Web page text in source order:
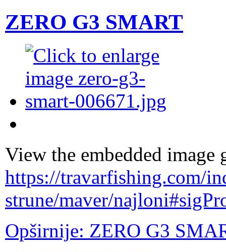
ZERO G3 SMART
View the embedded image
https://travarfishing.com/
strune/maver/
Opširnije: ZERO G3